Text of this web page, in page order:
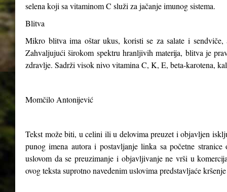
selena koji sa vitaminom C služi za jačanje imunog sistema.
Blitva
Mikro blitva ima oštar ukus, koristi se za salate i
Zahvaljujući širokom spektru hranljivih materija, blitva je
zdravlje. Sadrži visok nivo vitamina C, K, E, beta-karotena,
Momčilo Antonijević
Tekst može biti, u celini ili u delovima preuzet i objavljen
punog imena autora i postavljanje linka sa početne
uslovom da se preuzimanje i objavljivanje ne vrši u
ovog teksta suprotno navedenim uslovima predstavljaće